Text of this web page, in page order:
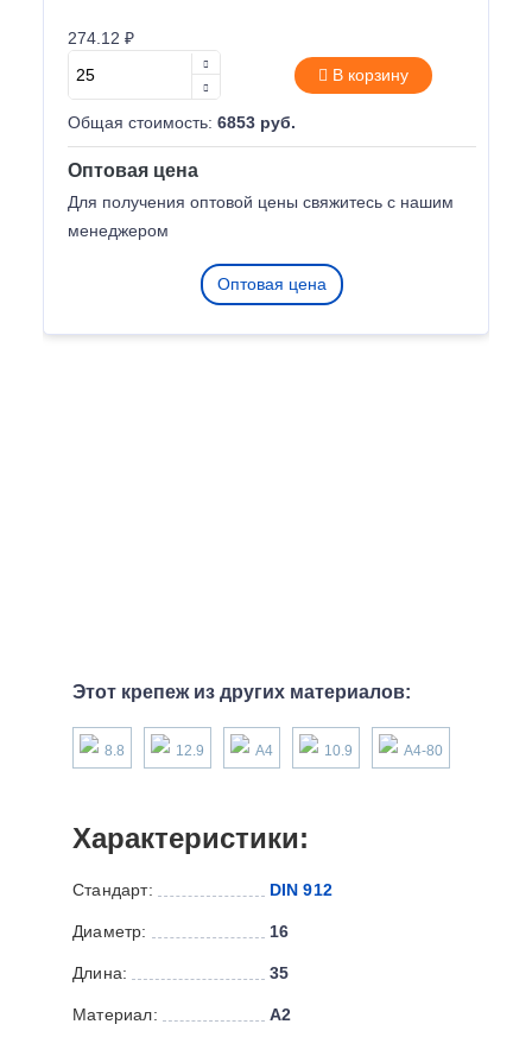
274.12 ₽
В корзину
Общая стоимость: 6853 руб.
Оптовая цена
Для получения оптовой цены свяжитесь с нашим
менеджером
Оптовая цена
Этот крепеж из других материалов:
8.8 12.9 А4 10.9 А4-80
Характеристики:
Стандарт: DIN 912
Диаметр: 16
Длина: 35
Материал: А2